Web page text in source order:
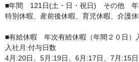
■年間　121日(土・日・祝日)　その他　年
特別休暇、産前後休暇、育児休暇、介護
■有給休暇　年次有給休暇（年間２０日）
入社月:付与日数
4月:20日、5月:19日、6月:17日、7月:15日